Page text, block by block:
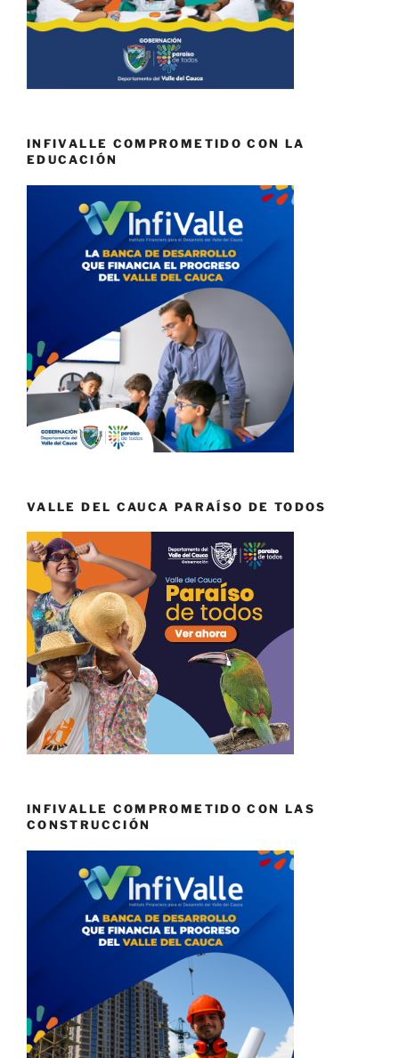
INFIVALLE COMPROMETIDO CON LA
EDUCACIÓN
VALLE DEL CAUCA PARAÍSO DE TODOS
INFIVALLE COMPROMETIDO CON LAS
CONSTRUCCIÓN